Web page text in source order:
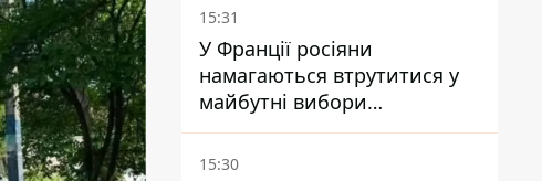
15:31
У Франції росіяни
намагаються втрутитися у
майбутні вибори
президента завдяки ботам
15:30